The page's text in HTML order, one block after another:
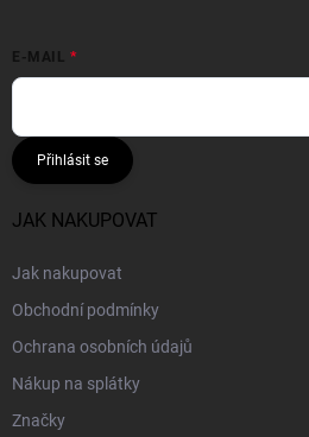
E-MAIL
Přihlásit se
JAK NAKUPOVAT
Jak nakupovat
Obchodní podmínky
Ochrana osobních údajů
Nákup na splátky
Značky